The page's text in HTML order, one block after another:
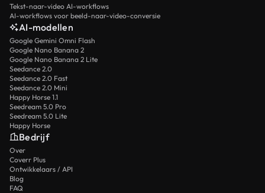
Tekst-naar-video AI-workflows
AI-workflows voor beeld-naar-video-conversie
AI-modellen
Google Gemini Omni Flash
Google Nano Banana 2
Google Nano Banana 2 Lite
Seedance 2.0
Seedance 2.0 Fast
Seedance 2.0 Mini
Happy Horse 1.1
Seedream 5.0 Pro
Seedream 5.0 Lite
Happy Horse
Bedrijf
Over
Coverr Plus
Ontwikkelaars / API
Blog
FAQ